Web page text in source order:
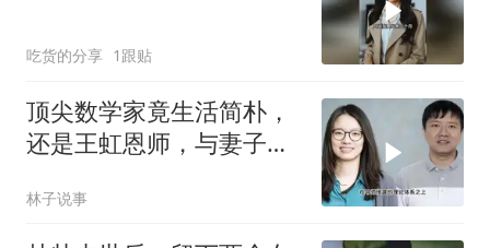
吃货的分享 1跟贴
顶尖数学家竟生活简朴，
还是王虹恩师，与妻子合
林子说事